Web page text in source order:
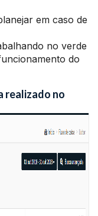
em caso de
no verde
do
realizado no